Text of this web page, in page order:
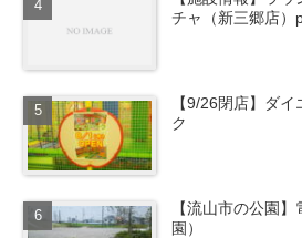
チャ（新三郷店）
【9/26閉店】ダ
ク
【流山市の公園
園）